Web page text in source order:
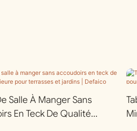
Salle À Manger Sans
En Teck De Qualité